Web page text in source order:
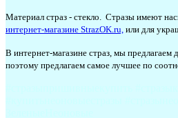
Материал страз - стекло. Стразы имеют
интернет-магазине StrazOK.ru, или для
В интернет-магазине страз, мы
поэтому предлагаем самое лучшее по